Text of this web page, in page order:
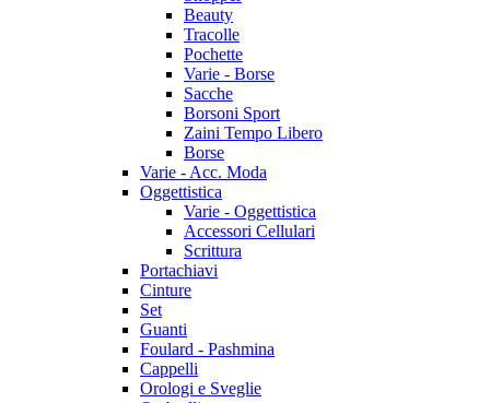
Beauty
Tracolle
Pochette
Varie - Borse
Sacche
Borsoni Sport
Zaini Tempo Libero
Borse
Varie - Acc. Moda
Oggettistica
Varie - Oggettistica
Accessori Cellulari
Scrittura
Portachiavi
Cinture
Set
Guanti
Foulard - Pashmina
Cappelli
Orologi e Sveglie